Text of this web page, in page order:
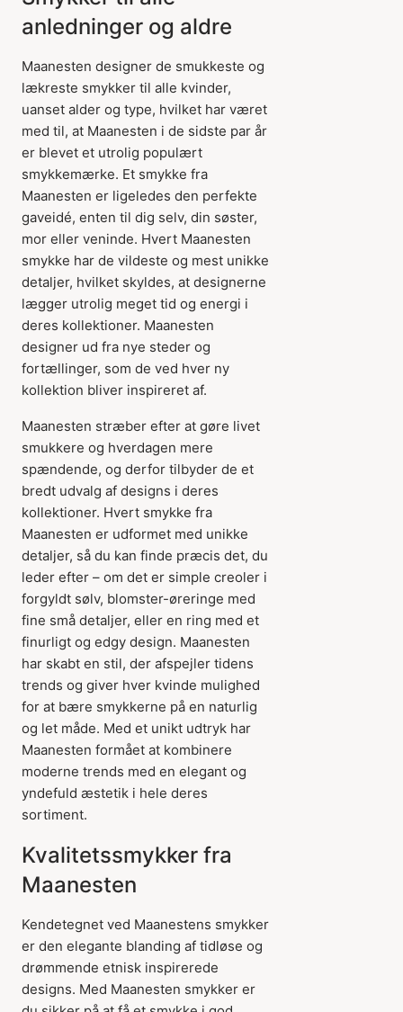
anledninger og aldre
Maanesten designer de smukkeste og
lækreste smykker til alle kvinder,
uanset alder og type, hvilket har været
med til, at Maanesten i de sidste par år
er blevet et utrolig populært
smykkemærke. Et smykke fra
Maanesten er ligeledes den perfekte
gaveidé, enten til dig selv, din søster,
mor eller veninde. Hvert Maanesten
smykke har de vildeste og mest unikke
detaljer, hvilket skyldes, at designerne
lægger utrolig meget tid og energi i
deres kollektioner. Maanesten
designer ud fra nye steder og
fortællinger, som de ved hver ny
kollektion bliver inspireret af.
Maanesten stræber efter at gøre livet
smukkere og hverdagen mere
spændende, og derfor tilbyder de et
bredt udvalg af designs i deres
kollektioner. Hvert smykke fra
Maanesten er udformet med unikke
detaljer, så du kan finde præcis det, du
leder efter – om det er simple creoler i
forgyldt sølv, blomster-øreringe med
fine små detaljer, eller en ring med et
finurligt og edgy design. Maanesten
har skabt en stil, der afspejler tidens
trends og giver hver kvinde mulighed
for at bære smykkerne på en naturlig
og let måde. Med et unikt udtryk har
Maanesten formået at kombinere
moderne trends med en elegant og
yndefuld æstetik i hele deres
sortiment.
Kvalitetssmykker fra
Maanesten
Kendetegnet ved Maanestens smykker
er den elegante blanding af tidløse og
drømmende etnisk inspirerede
designs. Med Maanesten smykker er